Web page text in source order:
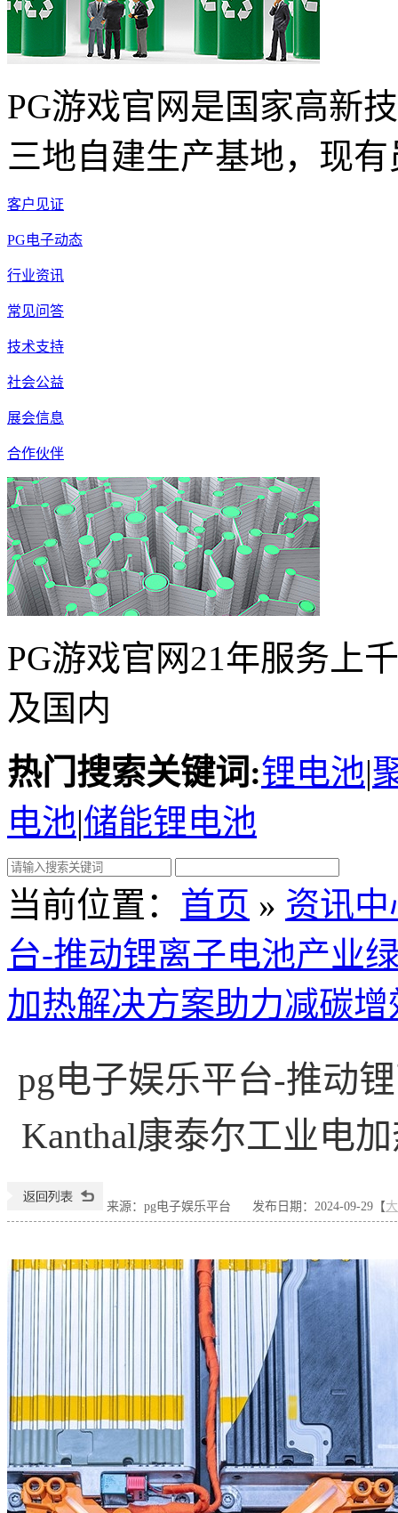
PG游戏官网是国家高新
三地自建生产基地，现有
客户见证
PG电子动态
行业资讯
常见问答
技术支持
社会公益
展会信息
合作伙伴
PG游戏官网21年服务上
及国内
热门搜索关键词:锂电池|
电池|储能锂电池
当前位置 ： 首页 » 资讯中
台-推动锂离子电池产业
加热解决方案助力减碳增
pg电子娱乐平台-推动
Kanthal康泰尔工业电
来源：pg电子娱乐平台 发布日期：2024-09-29【大